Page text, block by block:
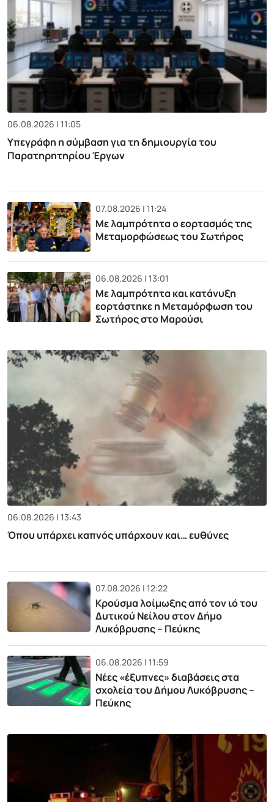
06.08.2026 | 11:05
Υπεγράφη η σύμβαση για τη δημιουργία του
Παρατηρητηρίου Έργων
07.08.2026 | 11:24
Με λαμπρότητα ο εορτασμός της
Μεταμορφώσεως του Σωτήρος
06.08.2026 | 13:01
Με λαμπρότητα και κατάνυξη
εορτάστηκε η Μεταμόρφωση του
Σωτήρος στο Μαρούσι
06.08.2026 | 13:43
Όπου υπάρχει καπνός υπάρχουν και… ευθύνες
07.08.2026 | 12:22
Κρούσμα λοίμωξης από τον ιό του
Δυτικού Νείλου στον Δήμο
Λυκόβρυσης – Πεύκης
06.08.2026 | 11:59
Νέες «έξυπνες» διαβάσεις στα
σχολεία του Δήμου Λυκόβρυσης –
Πεύκης